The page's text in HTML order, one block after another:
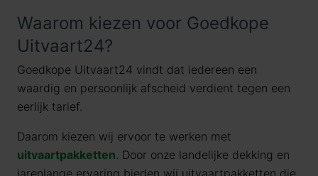
Waarom kiezen voor Goedkope
Uitvaart24?
Goedkope Uitvaart24 vindt dat iedereen een
waardig en persoonlijk afscheid verdient tegen een
eerlijk tarief.
Daarom kiezen wij ervoor te werken met
uitvaartpakketten. Door onze landelijke dekking en
jarenlange ervaring bieden wij uitvaartpakketten die